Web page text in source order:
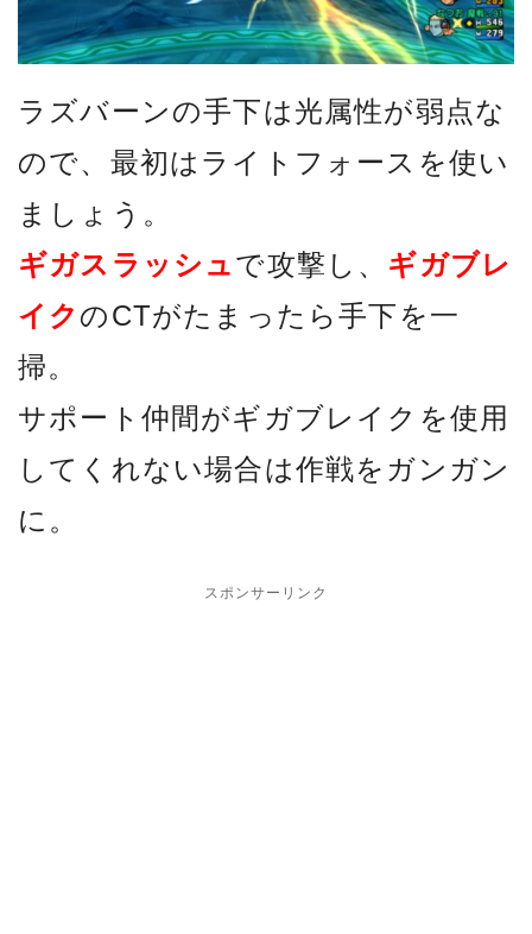
ラズバーンの手下は光属性が弱点な
ので、最初はライトフォースを使い
ましょう。
ギガスラッシュで攻撃し、 ギガブレ
イク のCTがたまったら手下を一
掃。
サポート仲間がギガブレイクを使用
してくれない場合は作戦をガンガン
に。
スポンサーリンク